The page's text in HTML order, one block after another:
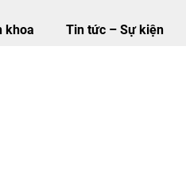
khoa Tin tức – Sự kiện